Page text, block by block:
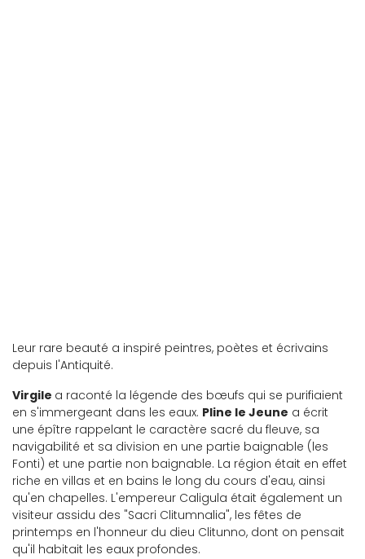
Leur rare beauté a inspiré peintres, poètes et écrivains
depuis l'Antiquité.
Virgile a raconté la légende des bœufs qui se purifiaient
en s'immergeant dans les eaux. Pline le Jeune a écrit
une épître rappelant le caractère sacré du fleuve, sa
navigabilité et sa division en une partie baignable (les
Fonti) et une partie non baignable. La région était en effet
riche en villas et en bains le long du cours d'eau, ainsi
qu'en chapelles. L'empereur Caligula était également un
visiteur assidu des "Sacri Clitumnalia", les fêtes de
printemps en l'honneur du dieu Clitunno, dont on pensait
qu'il habitait les eaux profondes.